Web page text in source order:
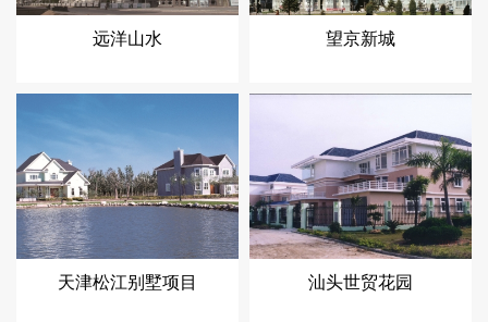
远洋山水 望京新城
天津松江别墅项目 汕头世贸花园